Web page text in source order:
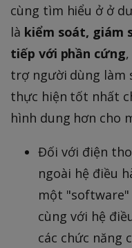
cùng tìm hiểu ở ở
là kiểm soát, giám
tiếp với phần cứng
trợ người dùng làm
thực hiện tốt nhất
hình dung hơn cho
Đối với điện
ngoài hệ điều
một "software"
cùng với hệ
các chức năng